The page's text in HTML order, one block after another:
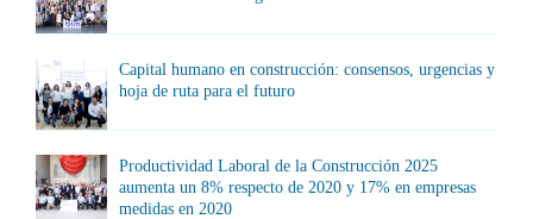
Capital humano en construcción: consensos, urgencias y
hoja de ruta para el futuro
Productividad Laboral de la Construcción 2025
aumenta un 8% respecto de 2020 y 17% en empresas
medidas en 2020